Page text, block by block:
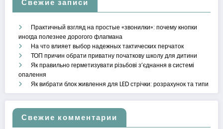
Свежие записи
Практичный взгляд на простые «звонилки»: почему кнопки
иногда полезнее дорогого флагмана
На что влияет выбор надежных тактических перчаток
ТОП причин обрати приватну початкову школу для дитини
Як правильно герметизувати різьбові з’єднання в системі
опалення
Як вибрати блок живлення для LED стрічки: розрахунок та типи
Свежие комментарии